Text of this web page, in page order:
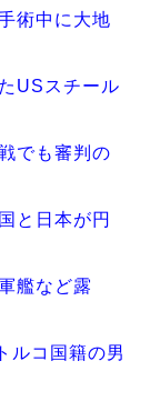
術中に大地
USスチール
でも審判の
と日本が円
艦など露
ルコ国籍の男